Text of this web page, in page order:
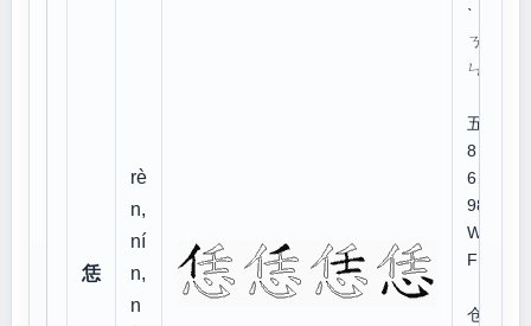
恁
rè
n,
ní
n,
n
ˋ
ㄋㄧ
ㄣˊ
五笔
8
6、
98:
WT
FN
仓